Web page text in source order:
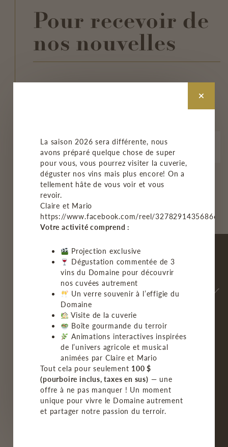
Pour recevoir de
nos nouvelles
M'INSCRIRE
ACCUEIL
LE VIGNOBLE
NOS VINS
BISTRO/GROUPE
La saison 2026 sera différente, nous
avons préparé quelque chose de super
pour vous, vous pourrez visiter la cuverie,
déguster nos vins mais plus encore! On a
tellement hâte de vous voir et vous
revoir.
Claire et Mario
https://www.facebook.com/reel/3278291435686678
Votre activité comprend :
Projection exclusive
Dégustation commentée de 3
vins du Domaine pour découvrir
nos cuvées autrement
Un verre souvenir à l’effigie du
Domaine
Visite de la cuverie
Boîte gourmande du terroir
Animations interactives inspirées
de l’univers agricole et musical
animées par Claire et Mario
Tout cela pour seulement 100 $
(pourboire inclus, taxes en sus) — une
offre à ne pas manquer ! Un moment
unique pour vivre le Domaine autrement
et partager notre passion du terroir.